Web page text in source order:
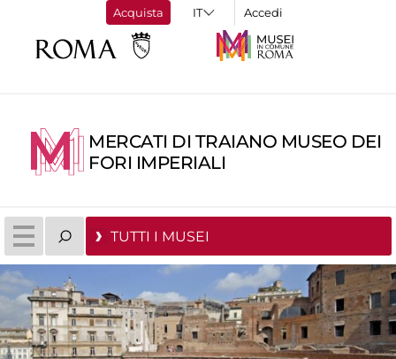
Acquista Accedi
MERCATI DI TRAIANO MUSEO DEI
FORI IMPERIALI
TUTTI I MUSEI